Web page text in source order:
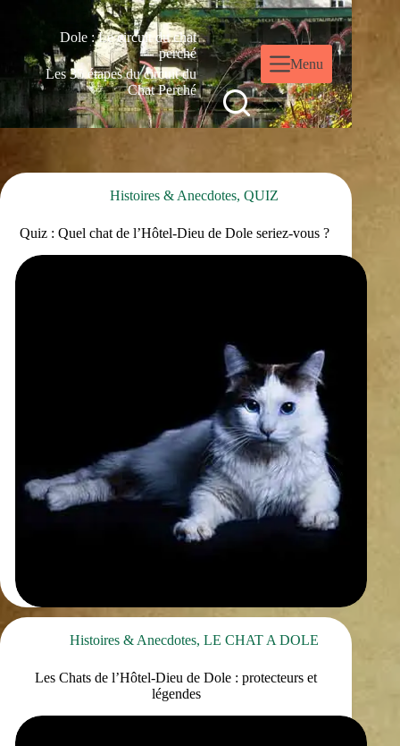
Dole : Le circuit du chat
perché
Les 35 étapes du circuit du
Chat Perché
Menu
Histoires & Anecdotes, QUIZ
Quiz : Quel chat de l’Hôtel-Dieu de Dole seriez-vous ?
Histoires & Anecdotes, LE CHAT A DOLE
Les Chats de l’Hôtel-Dieu de Dole : protecteurs et
légendes